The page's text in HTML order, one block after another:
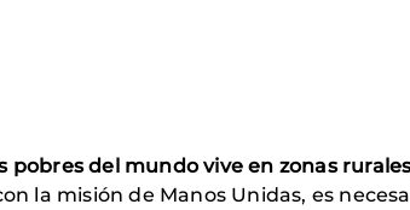
pobres del mundo vive en zonas
la misión de Manos Unidas, es